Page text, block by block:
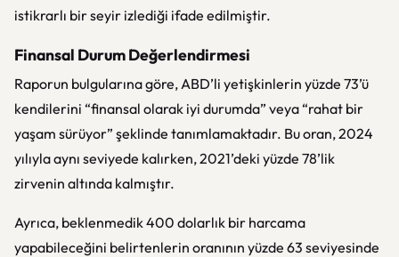
istikrarlı bir seyir izlediği ifade edilmiştir.
Finansal Durum Değerlendirmesi
Raporun bulgularına göre, ABD’li yetişkinlerin yüzde 73’ü
kendilerini “finansal olarak iyi durumda” veya “rahat bir
yaşam sürüyor” şeklinde tanımlamaktadır. Bu oran, 2024
yılıyla aynı seviyede kalırken, 2021’deki yüzde 78’lik
zirvenin altında kalmıştır.
Ayrıca, beklenmedik 400 dolarlık bir harcama
yapabileceğini belirtenlerin oranının yüzde 63 seviyesinde